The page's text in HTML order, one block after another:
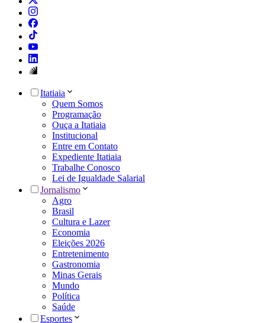
Itatiaia
Quem Somos
Programação
Ouça a Itatiaia
Institucional
Entre em Contato
Expediente Itatiaia
Trabalhe Conosco
Lei de Igualdade Salarial
Jornalismo
Agro
Brasil
Cultura e Lazer
Economia
Eleições 2026
Entretenimento
Gastronomia
Minas Gerais
Mundo
Política
Saúde
Esportes